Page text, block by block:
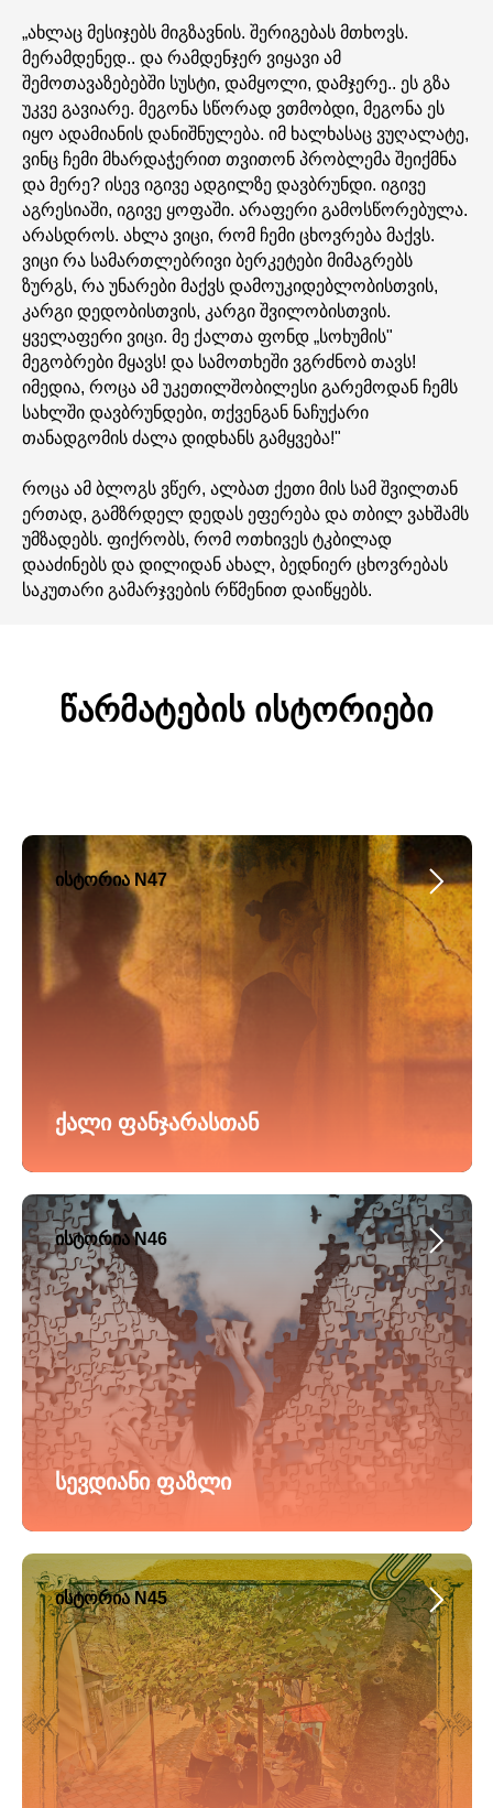
„ახლაც მესიჯებს მიგზავნის. შერიგებას მთხოვს.
მერამდენედ.. და რამდენჯერ ვიყავი ამ
შემოთავაზებებში სუსტი, დამყოლი, დამჯერე.. ეს გზა
უკვე გავიარე. მეგონა სწორად ვთმობდი, მეგონა ეს
იყო ადამიანის დანიშნულება. იმ ხალხასაც ვუღალატე,
ვინც ჩემი მხარდაჭერით თვითონ პრობლემა შეიქმნა
და მერე? ისევ იგივე ადგილზე დავბრუნდი. იგივე
აგრესიაში, იგივე ყოფაში. არაფერი გამოსწორებულა.
არასდროს. ახლა ვიცი, რომ ჩემი ცხოვრება მაქვს.
ვიცი რა სამართლებრივი ბერკეტები მიმაგრებს
ზურგს, რა უნარები მაქვს დამოუკიდებლობისთვის,
კარგი დედობისთვის, კარგი შვილობისთვის.
ყველაფერი ვიცი. მე ქალთა ფონდ „სოხუმის"
მეგობრები მყავს! და სამოთხეში ვგრძნობ თავს!
იმედია, როცა ამ უკეთილშობილესი გარემოდან ჩემს
სახლში დავბრუნდები, თქვენგან ნაჩუქარი
თანადგომის ძალა დიდხანს გამყვება!"
როცა ამ ბლოგს ვწერ, ალბათ ქეთი მის სამ შვილთან
ერთად, გამზრდელ დედას ეფერება და თბილ ვახშამს
უმზადებს. ფიქრობს, რომ ოთხივეს ტკბილად
დააძინებს და დილიდან ახალ, ბედნიერ ცხოვრებას
საკუთარი გამარჯვების რწმენით დაიწყებს.
წარმატების ისტორიები
ისტორია N47
ქალი ფანჯარასთან
ისტორია N46
სევდიანი ფაზლი
ისტორია N45